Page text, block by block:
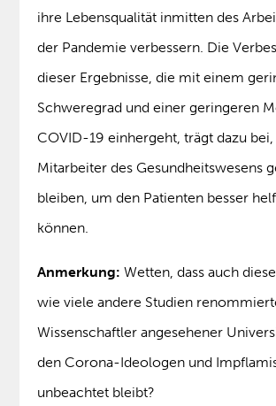
ihre Lebensqualität inmitten des
der Pandemie verbessern. Die
dieser Ergebnisse, die mit einem
Schweregrad und einer geringeren
COVID-19 einhergeht, trägt dazu bei,
Mitarbeiter des Gesundheitswesens
bleiben, um den Patienten besser
können.
Anmerkung: Wetten, dass auch
wie viele andere Studien
Wissenschaftler angesehener
den Corona-Ideologen und
unbeachtet bleibt?